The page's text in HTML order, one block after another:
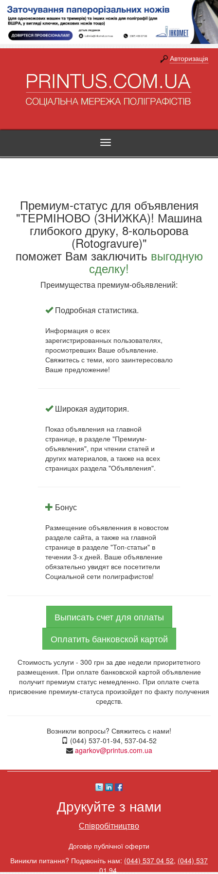
Авторизація
Toggle
Премиум-статус для объявления
"ТЕРМІНОВО (ЗНИЖКА)! Машина
глибокого друку, 8-кольорова
(Rotogravure)"
поможет Вам заключить выгодную
сделку!
Преимущества премиум-объявлений:
Подробная статистика.
Информация о всех
зарегистрированных пользователях,
просмотревших Ваше объявление.
Свяжитесь с теми, кого заинтересовало
Ваше предложение!
Широкая аудитория.
Показ объявления на главной
странице, в разделе "Премиум-
объявления", при чтении статей и
других материалов, а также на всех
страницах раздела "Объявления".
Бонус
Размещение объявленния в новостом
разделе сайта, а также на главной
странице в разделе "Топ-статьи" в
течении 3-х дней. Ваше объявление
обязательно увидят все посетители
Социальной сети полиграфистов!
Выписать счет для оплаты
Оплатить банковской картой
Стоимость услуги - 300 грн за две недели приоритетного
размещения. При оплате банковской картой объявление
получит премиум статус немедленно. При оплате счета
присвоение премиум-статуса произойдет по факту получения
средств.
Возникли вопросы? Свяжитесь с нами!
(044) 537-01-94, 537-04-52
agarkov@printus.com.ua
Друкуйте з нами
Співробітництво
Договір публічної оферти
Виникли питання? Подзвоніть нам: (044) 537 04 52, (044) 537
01 94.